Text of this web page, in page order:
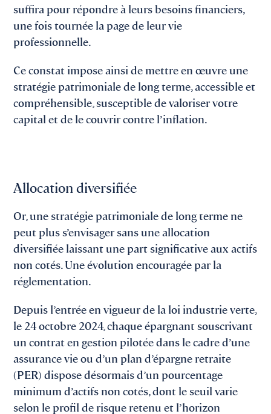
suffira pour répondre à leurs besoins financiers,
une fois tournée la page de leur vie
professionnelle.
Ce constat impose ainsi de mettre en œuvre une
stratégie patrimoniale de long terme, accessible et
compréhensible, susceptible de valoriser votre
capital et de le couvrir contre l’inflation.
Allocation diversifiée
Or, une stratégie patrimoniale de long terme ne
peut plus s’envisager sans une allocation
diversifiée laissant une part significative aux actifs
non cotés. Une évolution encouragée par la
réglementation.
Depuis l’entrée en vigueur de la loi industrie verte,
le 24 octobre 2024, chaque épargnant souscrivant
un contrat en gestion pilotée dans le cadre d’une
assurance vie ou d’un plan d’épargne retraite
(PER) dispose désormais d’un pourcentage
minimum d’actifs non cotés, dont le seuil varie
selon le profil de risque retenu et l’horizon